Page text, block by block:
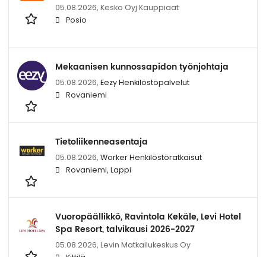
05.08.2026, Kesko Oyj Kauppiaat
Posio
Mekaanisen kunnossapidon työnjohtaja
05.08.2026, Eezy Henkilöstöpalvelut
Rovaniemi
Tietoliikenneasentaja
05.08.2026, Worker Henkilöstöratkaisut
Rovaniemi, Lappi
Vuoropäällikkö, Ravintola Kekäle, Levi Hotel
Spa Resort, talvikausi 2026-2027
05.08.2026, Levin Matkailukeskus Oy